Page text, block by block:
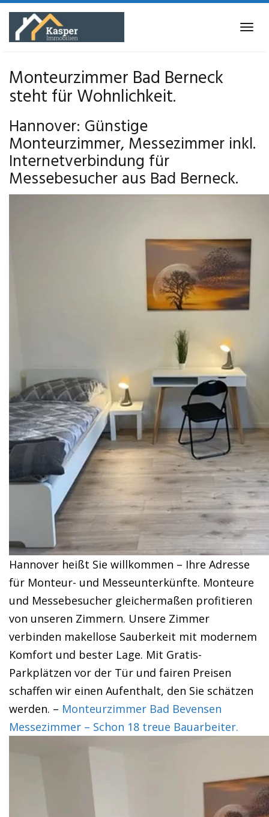
Skip
main
Monteurzimmer Bad Berneck
steht für Wohnlichkeit.
Hannover: Günstige
Monteurzimmer, Messezimmer inkl.
Internetverbindung für
Messebesucher aus Bad Berneck.
Hannover heißt Sie willkommen – Ihre Adresse
für Monteur- und Messeunterkünfte. Monteure
und Messebesucher gleichermaßen profitieren
von unseren Zimmern. Unsere Zimmer
verbinden makellose Sauberkeit mit modernem
Komfort und bester Lage. Mit Gratis-
Parkplätzen vor der Tür und fairen Preisen
schaffen wir einen Aufenthalt, den Sie schätzen
werden. – Monteurzimmer Bad Bevensen
Messezimmer – Schon 18 treue Bauarbeiter.